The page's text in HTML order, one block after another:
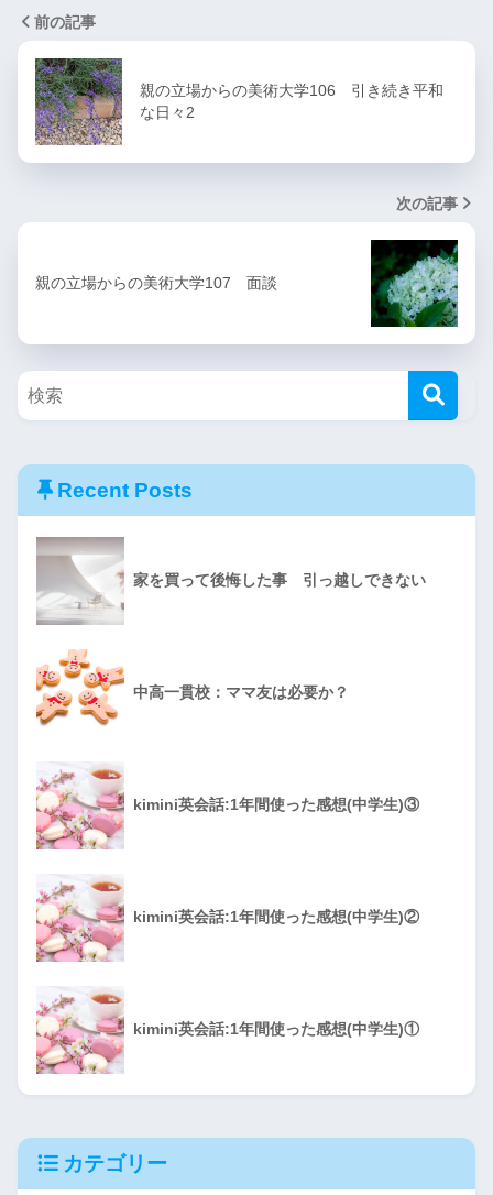
前の記事
親の立場からの美術大学106 引き続き平和
な日々2
次の記事
親の立場からの美術大学107 面談
Recent Posts
家を買って後悔した事 引っ越しできない
中高一貫校：ママ友は必要か？
kimini英会話:1年間使った感想(中学生)③
kimini英会話:1年間使った感想(中学生)②
kimini英会話:1年間使った感想(中学生)①
カテゴリー